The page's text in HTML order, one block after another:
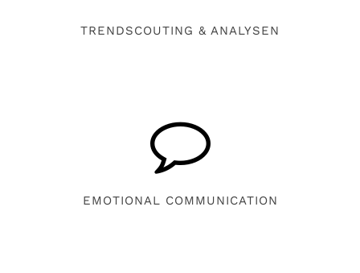
TRENDSCOUTING & ANALYSEN
EMOTIONAL COMMUNICATION